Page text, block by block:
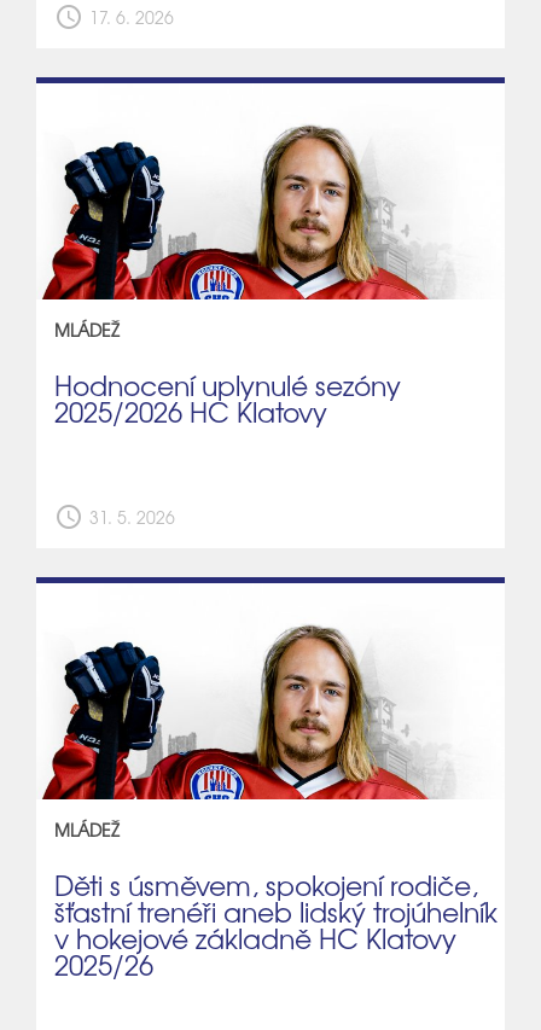
schedule 17. 6. 2026
MLÁDEŽ
Hodnocení uplynulé sezóny
2025/2026 HC Klatovy
schedule 31. 5. 2026
MLÁDEŽ
Děti s úsměvem, spokojení rodiče,
šťastní trenéři aneb lidský trojúhelník
v hokejové základně HC Klatovy
2025/26